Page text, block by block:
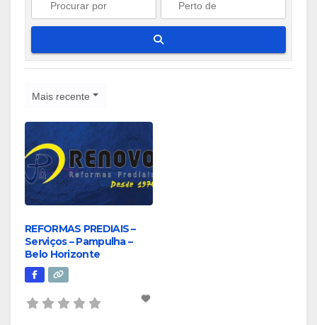
Mais recente
REFORMAS PREDIAIS –
Serviços – Pampulha –
Belo Horizonte